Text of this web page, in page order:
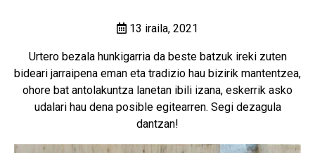
13 iraila, 2021
Urtero bezala hunkigarria da beste batzuk ireki zuten
bideari jarraipena eman eta tradizio hau bizirik mantentzea,
ohore bat antolakuntza lanetan ibili izana, eskerrik asko
udalari hau dena posible egitearren. Segi dezagula
dantzan!